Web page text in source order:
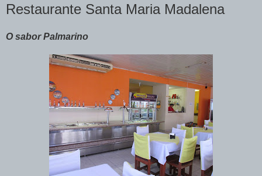
Restaurante Santa Maria Madalena
O sabor Palmarino